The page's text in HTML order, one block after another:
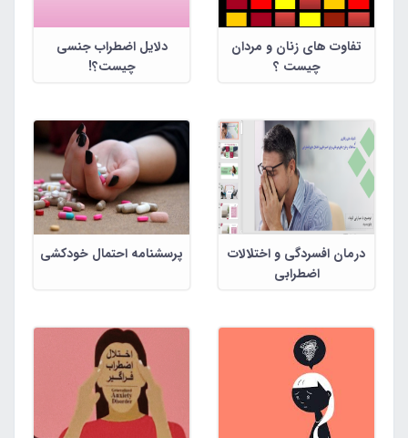
تفاوت های زنان و مردان
چیست ؟
دلایل اضطراب جنسی
چیست؟!
درمان افسردگی و اختلالات
اضطرابی
پرسشنامه احتمال خودکشی